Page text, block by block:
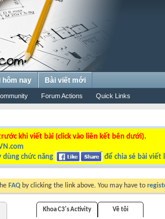
Forum Actions Quick Links
hôm nay Bài viết mới
khi viết bài (click vào liên kết bên dưới).
chức năng để chia sẻ bài viết
FAQ by clicking the link above. You may have to
Khoa C3's Activity Về tôi